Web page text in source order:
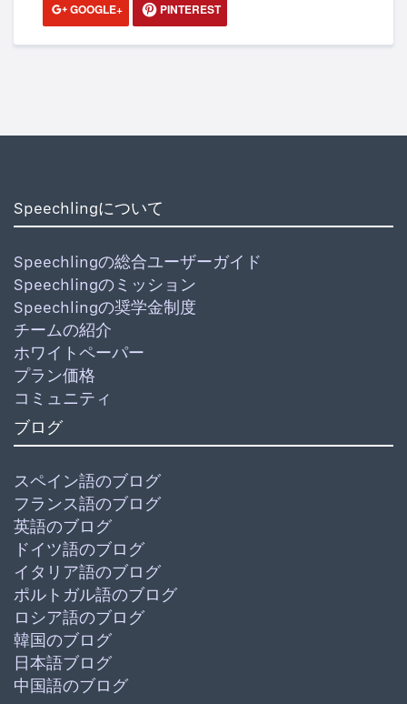
GOOGLE+
PINTEREST
Speechlingについて
Speechlingの総合ユーザーガイド
Speechlingのミッション
Speechlingの奨学金制度
チームの紹介
ホワイトペーパー
プラン価格
コミュニティ
ブログ
スペイン語のブログ
フランス語のブログ
英語のブログ
ドイツ語のブログ
イタリア語のブログ
ポルトガル語のブログ
ロシア語のブログ
韓国のブログ
日本語ブログ
中国語のブログ